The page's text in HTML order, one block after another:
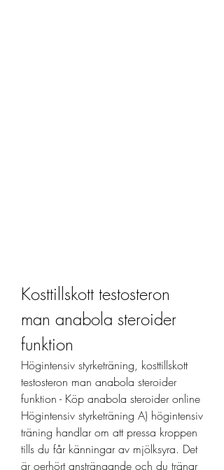
Kosttillskott testosteron
man anabola steroider
funktion
Högintensiv styrketräning, kosttillskott
testosteron man anabola steroider
funktion - Köp anabola steroider online
Högintensiv styrketräning A) högintensiv
träning handlar om att pressa kroppen
tills du får känningar av mjölksyra. Det
är oerhört ansträngande och du tränar